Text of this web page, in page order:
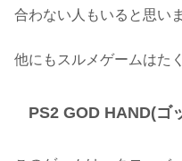
合わない人もいると思いま
他にもスルメゲームはた
PS2 GOD HAND(ゴ